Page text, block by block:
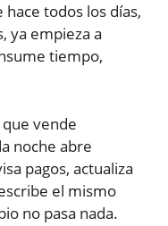
todos los días,
ya empieza a
tiempo,
vende
noche abre
pagos, actualiza
el mismo
no pasa nada.